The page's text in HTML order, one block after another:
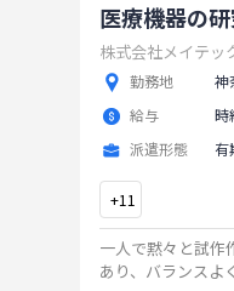
医療機器の
株式会社メイテッ
勤務地
神
給与
時
派遣形態
有
+11
一人で黙々と試作
あり、バランスよ